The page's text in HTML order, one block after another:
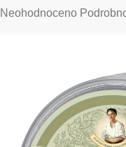
Průměrné
hvězdiček.
Neohodnoceno